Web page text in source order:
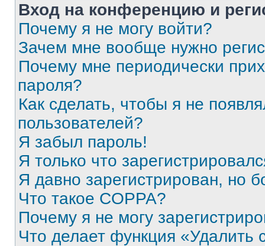
Вход на конференцию и
Почему я не могу войти?
Зачем мне вообще нужно
Почему мне периодически
пароля?
Как сделать, чтобы я не
пользователей?
Я забыл пароль!
Я только что
Я давно зарегистрирован, но
Что такое COPPA?
Почему я не могу
Что делает функция «Удалить